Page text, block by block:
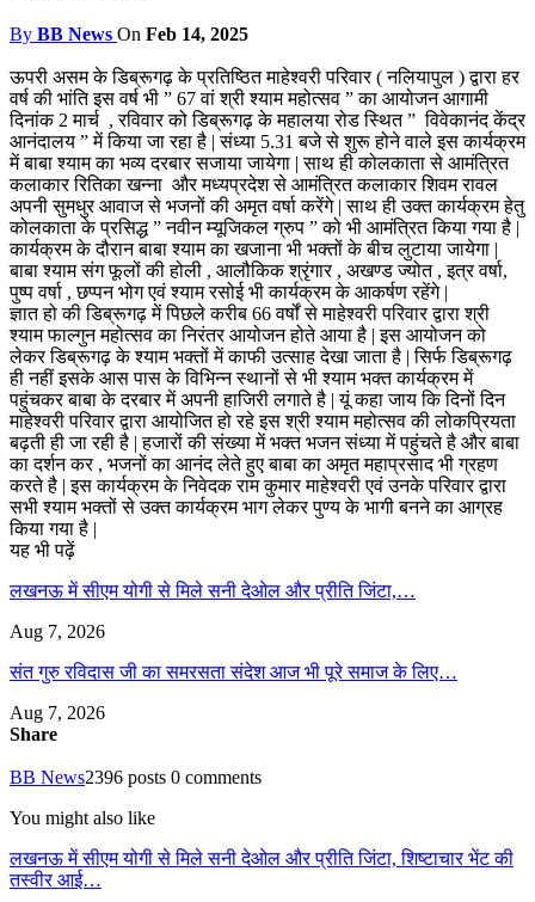
By BB News On Feb 14, 2025
ऊपरी असम के डिब्रूगढ़ के प्रतिष्ठित माहेश्वरी परिवार ( नलियापुल ) द्वारा हर
वर्ष की भांति इस वर्ष भी ” 67 वां श्री श्याम महोत्सव ” का आयोजन आगामी
दिनांक 2 मार्च , रविवार को डिब्रूगढ़ के महालया रोड स्थित ” विवेकानंद केंद्र
आनंदालय ” में किया जा रहा है | संध्या 5.31 बजे से शुरू होने वाले इस कार्यक्रम
में बाबा श्याम का भव्य दरबार सजाया जायेगा | साथ ही कोलकाता से आमंत्रित
कलाकार रितिका खन्ना और मध्यप्रदेश से आमंत्रित कलाकार शिवम रावल
अपनी सुमधुर आवाज से भजनों की अमृत वर्षा करेंगे | साथ ही उक्त कार्यक्रम हेतु
कोलकाता के प्रसिद्ध ” नवीन म्यूजिकल ग्रुप ” को भी आमंत्रित किया गया है |
कार्यक्रम के दौरान बाबा श्याम का खजाना भी भक्तों के बीच लुटाया जायेगा |
बाबा श्याम संग फूलों की होली , आलौकिक श्रृंगार , अखण्ड ज्योत , इत्र वर्षा,
पुष्प वर्षा , छप्पन भोग एवं श्याम रसोई भी कार्यक्रम के आकर्षण रहेंगे |
ज्ञात हो की डिब्रूगढ़ में पिछले करीब 66 वर्षों से माहेश्वरी परिवार द्वारा श्री
श्याम फाल्गुन महोत्सव का निरंतर आयोजन होते आया है | इस आयोजन को
लेकर डिब्रूगढ़ के श्याम भक्तों में काफी उत्साह देखा जाता है | सिर्फ डिब्रूगढ़
ही नहीं इसके आस पास के विभिन्न स्थानों से भी श्याम भक्त कार्यक्रम में
पहुंचकर बाबा के दरबार में अपनी हाजिरी लगाते है | यूं कहा जाय कि दिनों दिन
माहेश्वरी परिवार द्वारा आयोजित हो रहे इस श्री श्याम महोत्सव की लोकप्रियता
बढ़ती ही जा रही है | हजारों की संख्या में भक्त भजन संध्या में पहुंचते है और बाबा
का दर्शन कर , भजनों का आनंद लेते हुए बाबा का अमृत महाप्रसाद भी ग्रहण
करते है | इस कार्यक्रम के निवेदक राम कुमार माहेश्वरी एवं उनके परिवार द्वारा
सभी श्याम भक्तों से उक्त कार्यक्रम भाग लेकर पुण्य के भागी बनने का आग्रह
किया गया है |
यह भी पढ़ें
लखनऊ में सीएम योगी से मिले सनी देओल और प्रीति जिंटा,…
Aug 7, 2026
संत गुरु रविदास जी का समरसता संदेश आज भी पूरे समाज के लिए…
Aug 7, 2026
Share
BB News2396 posts 0 comments
You might also like
लखनऊ में सीएम योगी से मिले सनी देओल और प्रीति जिंटा, शिष्टाचार भेंट की
तस्वीर आई…